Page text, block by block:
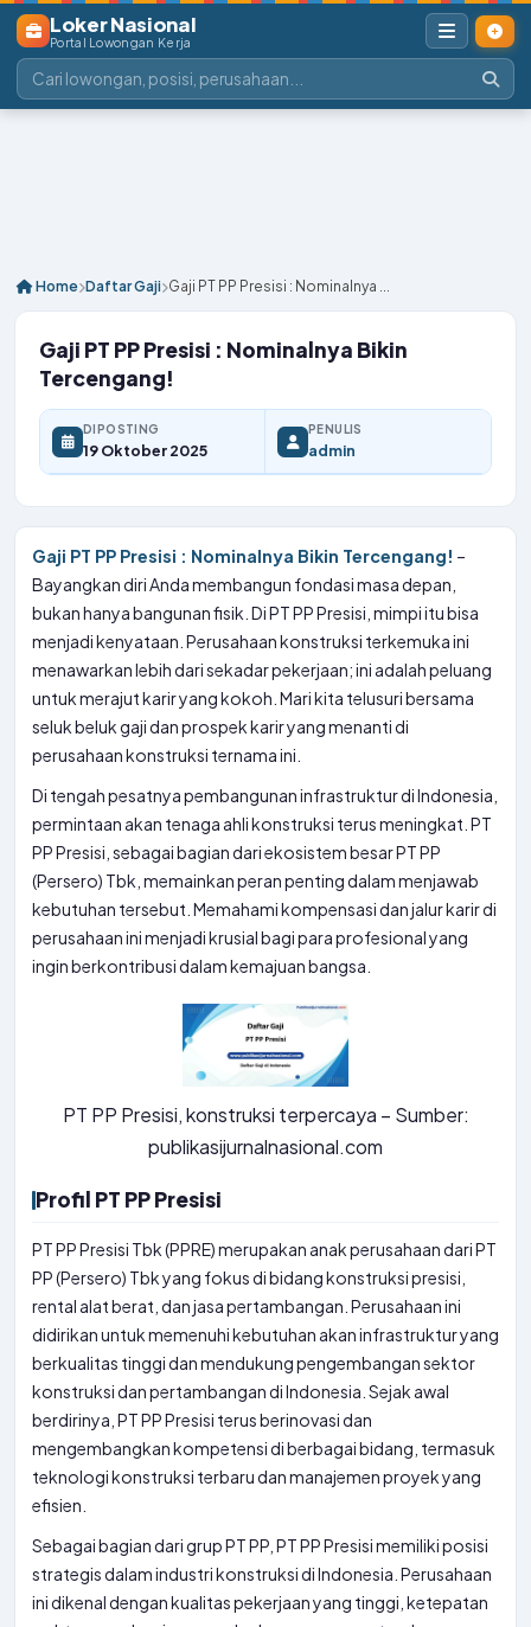
Loker Nasional
Portal Lowongan Kerja
Home Daftar Gaji Gaji PT PP Presisi : Nominalnya ...
Gaji PT PP Presisi : Nominalnya Bikin
Tercengang!
DIPOSTING
19 Oktober 2025
PENULIS
admin
Gaji PT PP Presisi : Nominalnya Bikin Tercengang! –
Bayangkan diri Anda membangun fondasi masa depan,
bukan hanya bangunan fisik. Di PT PP Presisi, mimpi itu bisa
menjadi kenyataan. Perusahaan konstruksi terkemuka ini
menawarkan lebih dari sekadar pekerjaan; ini adalah peluang
untuk merajut karir yang kokoh. Mari kita telusuri bersama
seluk beluk gaji dan prospek karir yang menanti di
perusahaan konstruksi ternama ini.
Di tengah pesatnya pembangunan infrastruktur di Indonesia,
permintaan akan tenaga ahli konstruksi terus meningkat. PT
PP Presisi, sebagai bagian dari ekosistem besar PT PP
(Persero) Tbk, memainkan peran penting dalam menjawab
kebutuhan tersebut. Memahami kompensasi dan jalur karir di
perusahaan ini menjadi krusial bagi para profesional yang
ingin berkontribusi dalam kemajuan bangsa.
PT PP Presisi, konstruksi terpercaya – Sumber:
publikasijurnalnasional.com
Profil PT PP Presisi
PT PP Presisi Tbk (PPRE) merupakan anak perusahaan dari PT
PP (Persero) Tbk yang fokus di bidang konstruksi presisi,
rental alat berat, dan jasa pertambangan. Perusahaan ini
didirikan untuk memenuhi kebutuhan akan infrastruktur yang
berkualitas tinggi dan mendukung pengembangan sektor
konstruksi dan pertambangan di Indonesia. Sejak awal
berdirinya, PT PP Presisi terus berinovasi dan
mengembangkan kompetensi di berbagai bidang, termasuk
teknologi konstruksi terbaru dan manajemen proyek yang
efisien.
Sebagai bagian dari grup PT PP, PT PP Presisi memiliki posisi
strategis dalam industri konstruksi di Indonesia. Perusahaan
ini dikenal dengan kualitas pekerjaan yang tinggi, ketepatan